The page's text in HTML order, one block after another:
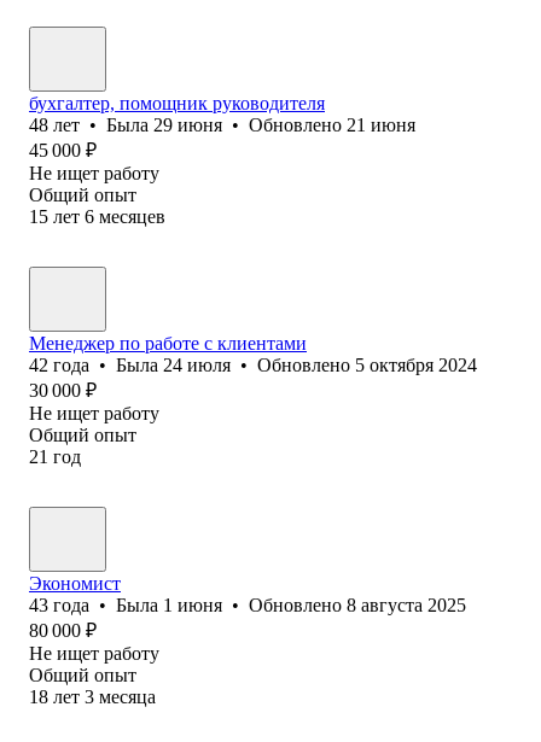
бухгалтер, помощник руководителя
48 лет • Была 29 июня • Обновлено 21 июня
45 000 ₽
Не ищет работу
Общий опыт
15 лет 6 месяцев
Менеджер по работе с клиентами
42 года • Была 24 июля • Обновлено 5 октября 2024
30 000 ₽
Не ищет работу
Общий опыт
21 год
Экономист
43 года • Была 1 июня • Обновлено 8 августа 2025
80 000 ₽
Не ищет работу
Общий опыт
18 лет 3 месяца